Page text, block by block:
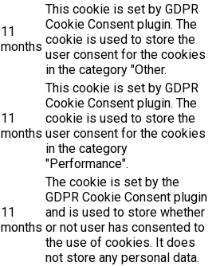
11
months
This cookie is set by GDPR
Cookie Consent plugin. The
cookie is used to store the
user consent for the cookies
in the category "Other.
11
months
This cookie is set by GDPR
Cookie Consent plugin. The
cookie is used to store the
user consent for the cookies
in the category
"Performance".
11
months
The cookie is set by the
GDPR Cookie Consent plugin
and is used to store whether
or not user has consented to
the use of cookies. It does
not store any personal data.